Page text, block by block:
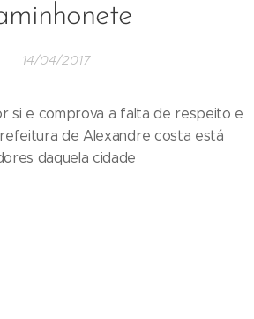
14/04/2017
si e comprova a falta de respeito e
de Alexandre costa está
daquela cidade